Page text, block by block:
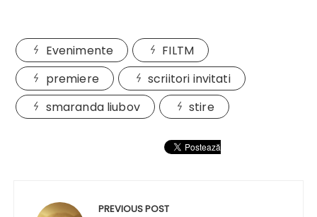
Evenimente
FILTM
premiere
scriitori invitati
smaranda liubov
stire
PREVIOUS POST